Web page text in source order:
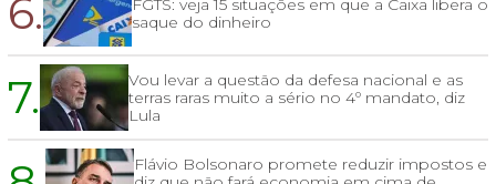
6.
FGTS: veja 15 situações em que a Caixa libera o
saque do dinheiro
7.
Vou levar a questão da defesa nacional e as
terras raras muito a sério no 4º mandato, diz
Lula
Flávio Bolsonaro promete reduzir impostos e